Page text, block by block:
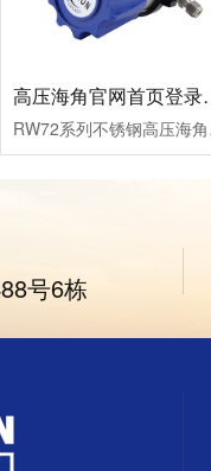
高压海
RW72系列不
号6栋